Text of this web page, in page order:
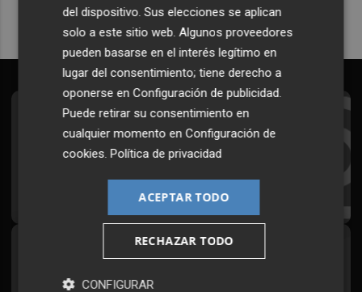
Suscríbete al Boletín
Todos los días a primera hora en tu email
Síguenos en redes
Plaza Podcast, desde cualquier medio
del dispositivo. Sus elecciones se aplican
solo a este sitio web. Algunos proveedores
pueden basarse en el interés legítimo en
lugar del consentimiento; tiene derecho a
oponerse enConfiguración de publicidad.
Puede retirar su consentimiento en
cualquier momento enConfiguración de
cookies.Política de privacidad
ACEPTAR TODO
RECHAZAR TODO
CONFIGURAR